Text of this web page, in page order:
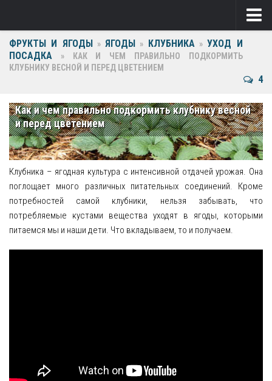
Ягоды
Виноград
Крыжовник
Малина
Фрукты
Груша
Ежевика
ФРУКТЫ И ЯГОДЫ » ЯГОДЫ » КЛУБНИКА » УХОД И
ПОСАДКА »
КАК И ЧЕМ ПРАВИЛЬНО ПОДКОРМИТЬ
КЛУБНИКУ ВЕСНОЙ И ПЕРЕД ЦВЕТЕНИЕМ
4
Как и чем правильно подкормить клубнику весной
и перед цветением
Клубника – ягодная культура с интенсивной отдачей урожая. Она
поглощает много различных питательных соединений. Кроме
потребностей самой клубники, нельзя забывать, что
потребляемые кустами вещества уходят в ягоды, которыми
питаемся мы и наши дети. Что вкладываем, то и получаем.